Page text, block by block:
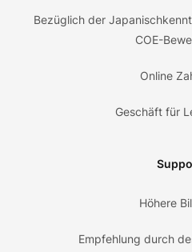
Bezüglich der
COE-
Online
Geschäft für
Höhere
Empfehlung durch